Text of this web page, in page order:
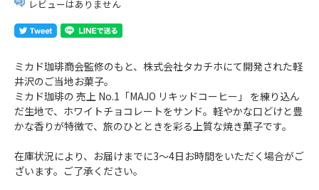
レビューはありません
ミカド珈琲商会監修のもと、株式会社タカチホにて開発された軽
井沢のご当地お菓子。
ミカド珈琲の 売上 No.1「MAJO リキッドコーヒー」 を練り込ん
だ生地で、ホワイトチョコレートをサンド。軽やかな口どけと豊
かな香りが特徴で、旅のひとときを彩る上質な焼き菓子です。
在庫状況により、お届けまでに3～4日お時間をいただく場合がご
ざいます。ご了承ください。